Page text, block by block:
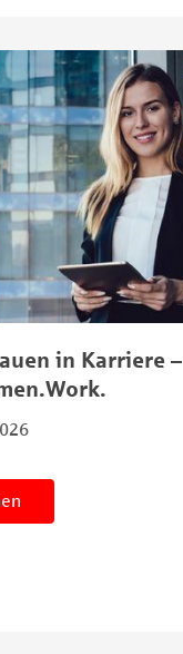
in Karriere –